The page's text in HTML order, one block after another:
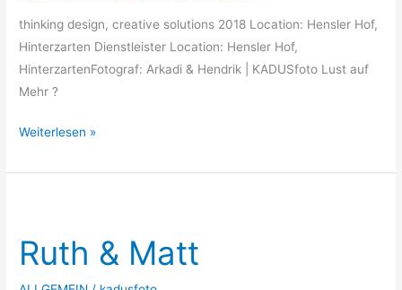
thinking design, creative solutions 2018 Location: Hensler Hof,
Hinterzarten Dienstleister Location: Hensler Hof,
HinterzartenFotograf: Arkadi & Hendrik | KADUSfoto Lust auf
Mehr ?
Weiterlesen »
Ruth & Matt
Matt